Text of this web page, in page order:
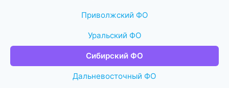
Приволжский ФО
Уральский ФО
Сибирский ФО
Дальневосточный ФО